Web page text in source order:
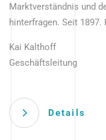
Marktverständnis und
hinterfragen. Seit 1897.
Kai Kalthoff
Geschäftsleitung
Details